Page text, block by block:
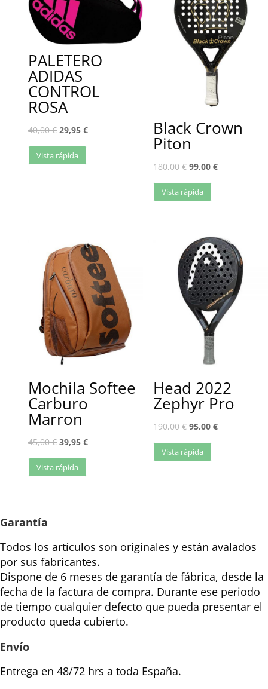
PALETERO
ADIDAS
CONTROL
ROSA
40,00€ 29,95 €
Vista rápida
Black Crown
Piton
180,00€ 99,00 €
Vista rápida
Mochila Softee
Carburo
Marron
45,00€ 39,95 €
Vista rápida
Head 2022
Zephyr Pro
190,00€ 95,00 €
Vista rápida
Garantía
Todos los artículos son originales y están avalados
por sus fabricantes.
Dispone de 6 meses de garantía de fábrica, desde la
fecha de la factura de compra. Durante ese periodo
de tiempo cualquier defecto que pueda presentar el
producto queda cubierto.
Envío
Entrega en 48/72 hrs a toda España.